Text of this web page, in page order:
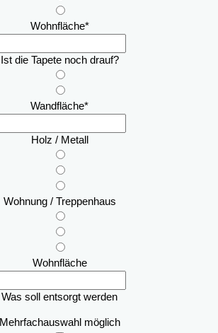
Wohnfläche*
Ist die Tapete noch drauf?
Wandfläche*
Holz / Metall
Wohnung / Treppenhaus
Wohnfläche
Was soll entsorgt werden
Mehrfachauswahl möglich